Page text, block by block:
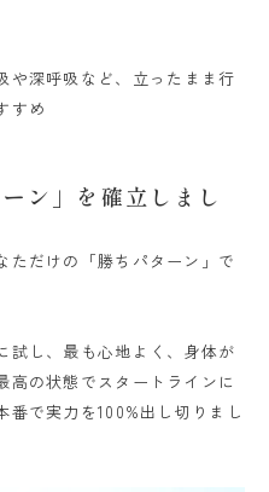
や深呼吸など、立ったまま行
すめ
ン」を確立しまし
ただけの「勝ちパターン」で
試し、最も心地よく、身体が
高の状態でスタートラインに
番で実力を100%出し切りまし